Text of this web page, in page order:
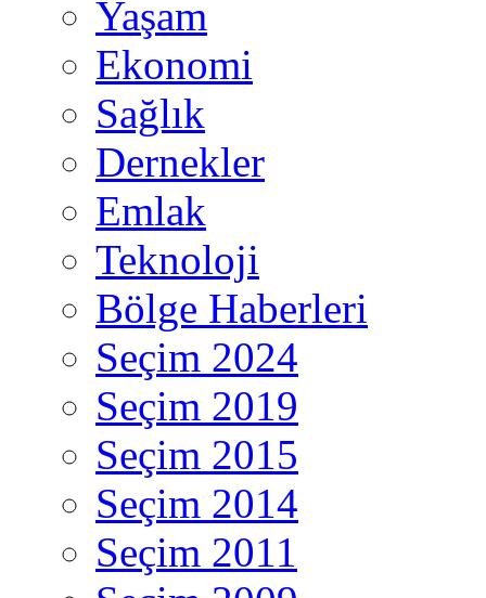
Yaşam
Ekonomi
Sağlık
Dernekler
Emlak
Teknoloji
Bölge Haberleri
Seçim 2024
Seçim 2019
Seçim 2015
Seçim 2014
Seçim 2011